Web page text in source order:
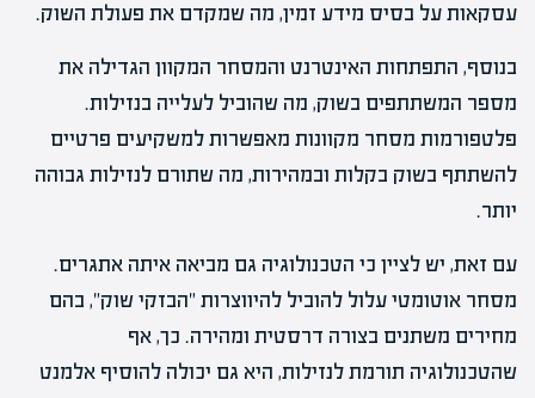
עסקאות על בסיס מידע זמין, מה שמקדם את פעולת השוק.
בנוסף, התפתחות האינטרנט והמסחר המקוון הגדילה את
מספר המשתתפים בשוק, מה שהוביל לעלייה בנזילות.
פלטפורמות מסחר מקוונות מאפשרות למשקיעים פרטיים
להשתתף בשוק בקלות ובמהירות, מה שתורם לנזילות גבוהה
יותר.
עם זאת, יש לציין כי הטכנולוגיה גם מביאה איתה אתגרים.
מסחר אוטומטי עלול להוביל להיווצרות "הבזקי שוק", בהם
מחירים משתנים בצורה דרסטית ומהירה. כך, אף
שהטכנולוגיה תורמת לנזילות, היא גם יכולה להוסיף אלמנט